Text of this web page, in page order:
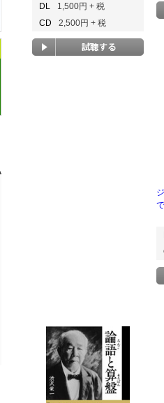
DL
1,500円 + 税
CD
2,500円 + 税